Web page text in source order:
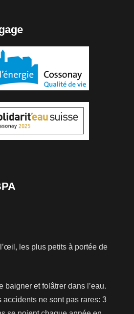
les plus petits à portée de
baigner et folâtrer dans l’eau.
accidents ne sont pas rares: 3